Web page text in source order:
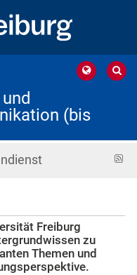
(bis
Freiburg
zu
Themen und